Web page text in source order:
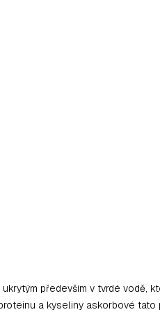
především v tvrdé
a kyseliny askorbové